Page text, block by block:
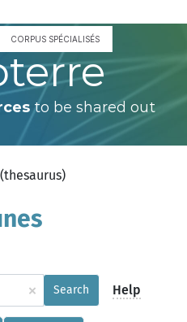
CORPUS SPÉCIALISÉS
to be shared out
× Search Help